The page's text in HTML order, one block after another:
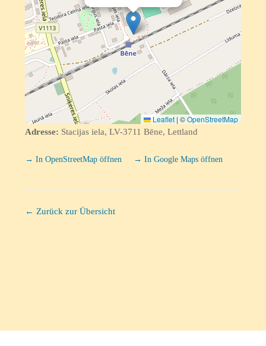
Leaflet | ©OpenStreetMap
Adresse: Stacijas iela, LV-3711 Bēne, Lettland
→ In OpenStreetMap öffnen → In Google Maps öffnen
← Zurück zur Übersicht